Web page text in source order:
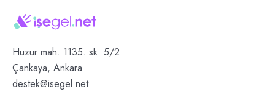
Huzur mah. 1135. sk. 5/2
Çankaya, Ankara
destek@isegel.net